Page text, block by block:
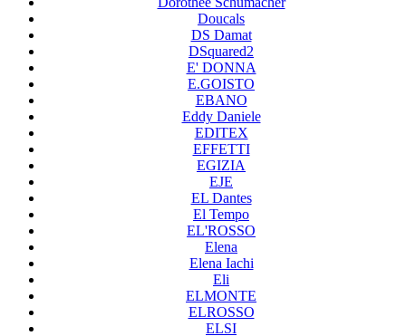
Doucals
DS Damat
DSquared2
E' DONNA
E.GOISTO
EBANO
Eddy Daniele
EDITEX
EFFETTI
EGIZIA
EJE
EL Dantes
El Tempo
EL'ROSSO
Elena
Elena Iachi
Eli
ELMONTE
ELROSSO
ELSI